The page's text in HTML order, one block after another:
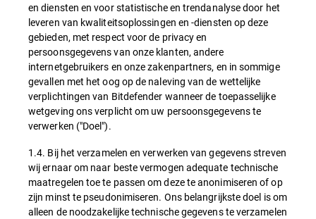
en diensten en voor statistische en trendanalyse door het
leveren van kwaliteitsoplossingen en -diensten op deze
gebieden, met respect voor de privacy en
persoonsgegevens van onze klanten, andere
internetgebruikers en onze zakenpartners, en in sommige
gevallen met het oog op de naleving van de wettelijke
verplichtingen van Bitdefender wanneer de toepasselijke
wetgeving ons verplicht om uw persoonsgegevens te
verwerken ("Doel").
1.4. Bij het verzamelen en verwerken van gegevens streven
wij ernaar om naar beste vermogen adequate technische
maatregelen toe te passen om deze te anonimiseren of op
zijn minst te pseudonimiseren. Ons belangrijkste doel is om
alleen de noodzakelijke technische gegevens te verzamelen